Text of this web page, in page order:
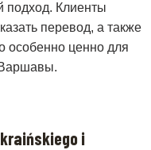
подход. Клиенты
перевод, а также
особенно ценно для
Варшавы.
i